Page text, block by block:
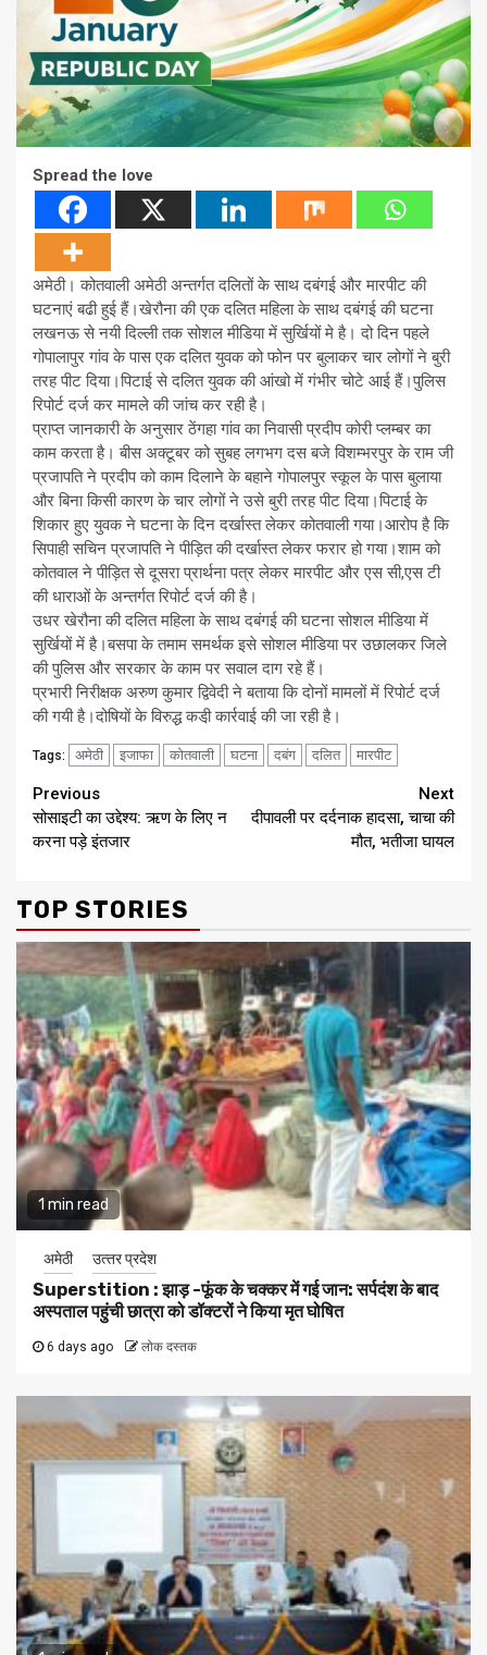
Spread the love
अमेठी। कोतवाली अमेठी अन्तर्गत दलितों के साथ दबंगई और मारपीट की
घटनाएं बढी हुई हैं।खेरौना की एक दलित महिला के साथ दबंगई की घटना
लखनऊ से नयी दिल्ली तक सोशल मीडिया में सुर्खियों मे है। दो दिन पहले
गोपालापुर गांव के पास एक दलित युवक को फोन पर बुलाकर चार लोगों ने बुरी
तरह पीट दिया।पिटाई से दलित युवक की आंखो में गंभीर चोटे आई हैं।पुलिस
रिपोर्ट दर्ज कर मामले की जांच कर रही है।
प्राप्त जानकारी के अनुसार ठेंगहा गांव का निवासी प्रदीप कोरी प्लम्बर का
काम करता है। बीस अक्टूबर को सुबह लगभग दस बजे विशम्भरपुर के राम जी
प्रजापति ने प्रदीप को काम दिलाने के बहाने गोपालपुर स्कूल के पास बुलाया
और बिना किसी कारण के चार लोगों ने उसे बुरी तरह पीट दिया।पिटाई के
शिकार हुए युवक ने घटना के दिन दर्खास्त लेकर कोतवाली गया।आरोप है कि
सिपाही सचिन प्रजापति ने पीड़ित की दर्खास्त लेकर फरार हो गया।शाम को
कोतवाल ने पीड़ित से दूसरा प्रार्थना पत्र लेकर मारपीट और एस सी,एस टी
की धाराओं के अन्तर्गत रिपोर्ट दर्ज की है।
उधर खेरौना की दलित महिला के साथ दबंगई की घटना सोशल मीडिया में
सुर्खियों में है।बसपा के तमाम समर्थक इसे सोशल मीडिया पर उछालकर जिले
की पुलिस और सरकार के काम पर सवाल दाग रहे हैं।
प्रभारी निरीक्षक अरुण कुमार द्विवेदी ने बताया कि दोनों मामलों में रिपोर्ट दर्ज
की गयी है।दोषियों के विरुद्ध कडी़ कार्रवाई की जा रही है।
Tags: अमेठी इजाफा कोतवाली घटना दबंग दलित मारपीट
Continue
Reading
Previous
सोसाइटी का उद्देश्य: ऋण के लिए न
करना पड़े इंतजार
Next
दीपावली पर दर्दनाक हादसा, चाचा की
मौत, भतीजा घायल
TOP STORIES
1 min read
अमेठी उत्‍तर प्रदेश
Superstition : झाड़ -फूंक के चक्कर में गई जान: सर्पदंश के बाद
अस्पताल पहुंची छात्रा को डॉक्टरों ने किया मृत घोषित
6 days ago लोक दस्तक